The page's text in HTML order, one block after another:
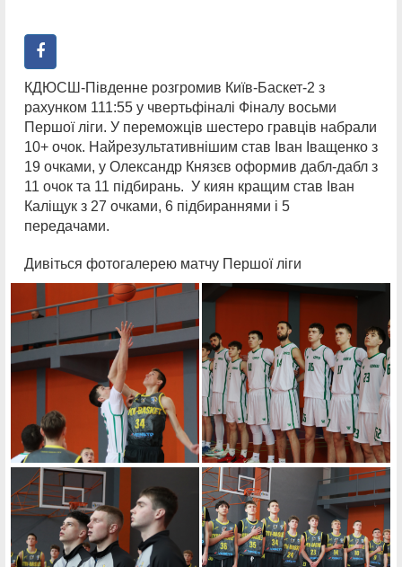
КДЮСШ-Південне розгромив Київ-Баскет-2 з
рахунком 111:55 у чвертьфіналі Фіналу восьми
Першої ліги. У переможців шестеро гравців набрали
10+ очок. Найрезультативнішим став Іван Іващенко з
19 очками, у Олександр Князєв оформив дабл-дабл з
11 очок та 11 підбирань. У киян кращим став Іван
Каліщук з 27 очками, 6 підбираннями і 5
передачами.
Дивіться фотогалерею матчу Першої ліги